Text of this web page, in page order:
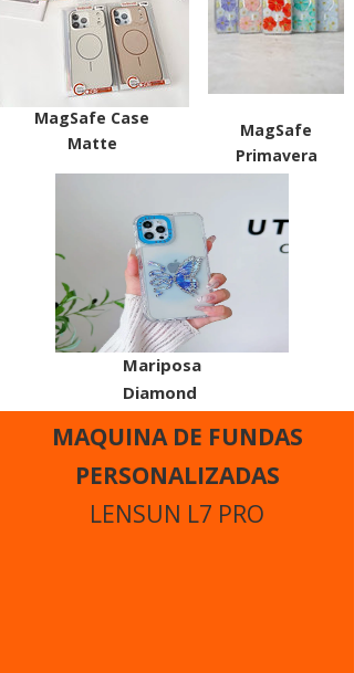
MagSafe Case
Matte
MagSafe
Primavera
Mariposa
Diamond
MAQUINA DE FUNDAS
PERSONALIZADAS
LENSUN L7 PRO